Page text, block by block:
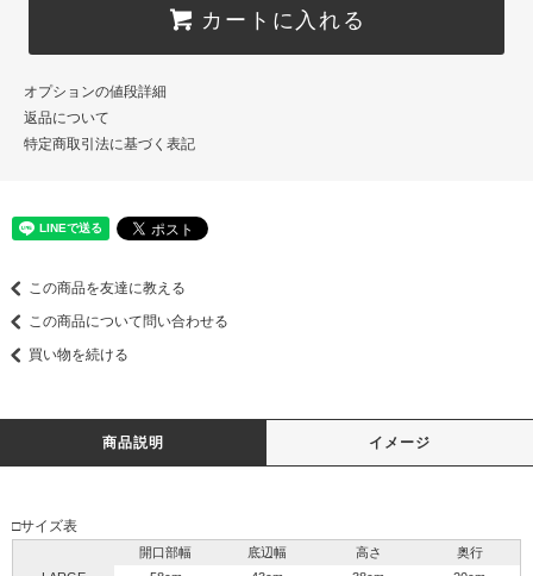
カートに入れる
オプションの値段詳細
返品について
特定商取引法に基づく表記
この商品を友達に教える
この商品について問い合わせる
買い物を続ける
商品説明 イメージ
□サイズ表
開口部幅 底辺幅 高さ
奥行